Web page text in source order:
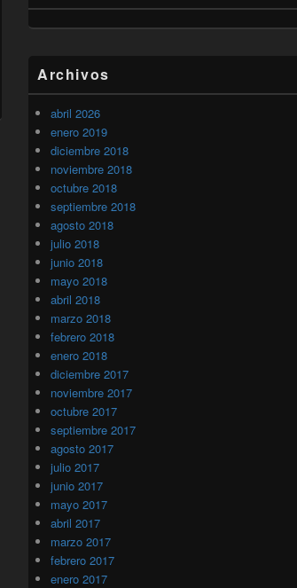
Archivos
abril 2026
enero 2019
diciembre 2018
noviembre 2018
octubre 2018
septiembre 2018
agosto 2018
julio 2018
junio 2018
mayo 2018
abril 2018
marzo 2018
febrero 2018
enero 2018
diciembre 2017
noviembre 2017
octubre 2017
septiembre 2017
agosto 2017
julio 2017
junio 2017
mayo 2017
abril 2017
marzo 2017
febrero 2017
enero 2017